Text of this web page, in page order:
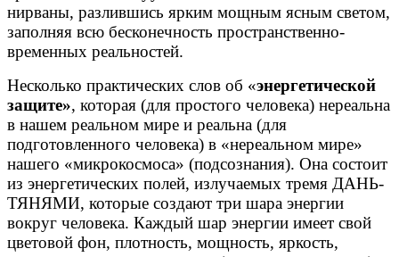
нирваны, разлившись ярким мощным ясным светом,
заполняя всю бесконечность пространственно-
временных реальностей.
Несколько практических слов об «энергетической
защите», которая (для простого человека) нереальна
в нашем реальном мире и реальна (для
подготовленного человека) в «нереальном мире»
нашего «микрокосмоса» (подсознания). Она состоит
из энергетических полей, излучаемых тремя ДАНЬ-
ТЯНЯМИ, которые создают три шара энергии
вокруг человека. Каждый шар энергии имеет свой
цветовой фон, плотность, мощность, яркость,